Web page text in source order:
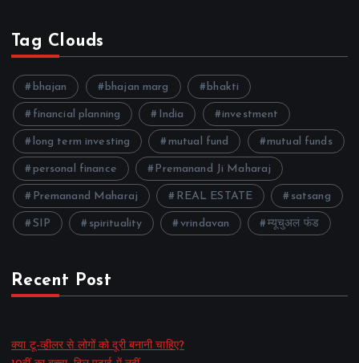
Tag Clouds
bhajan bhajan marg bhakti
financial planning India investment
long term investing mutual fund mutual funds
personal finance Premanand Ji Maharaj
Premanand Maharaj REAL ESTATE satsang
SIP spirituality vrindavan म्यूचुअल फंड
Recent Post
क्या टू-व्हीलर से लोगों को दूरी बनानी चाहिए?